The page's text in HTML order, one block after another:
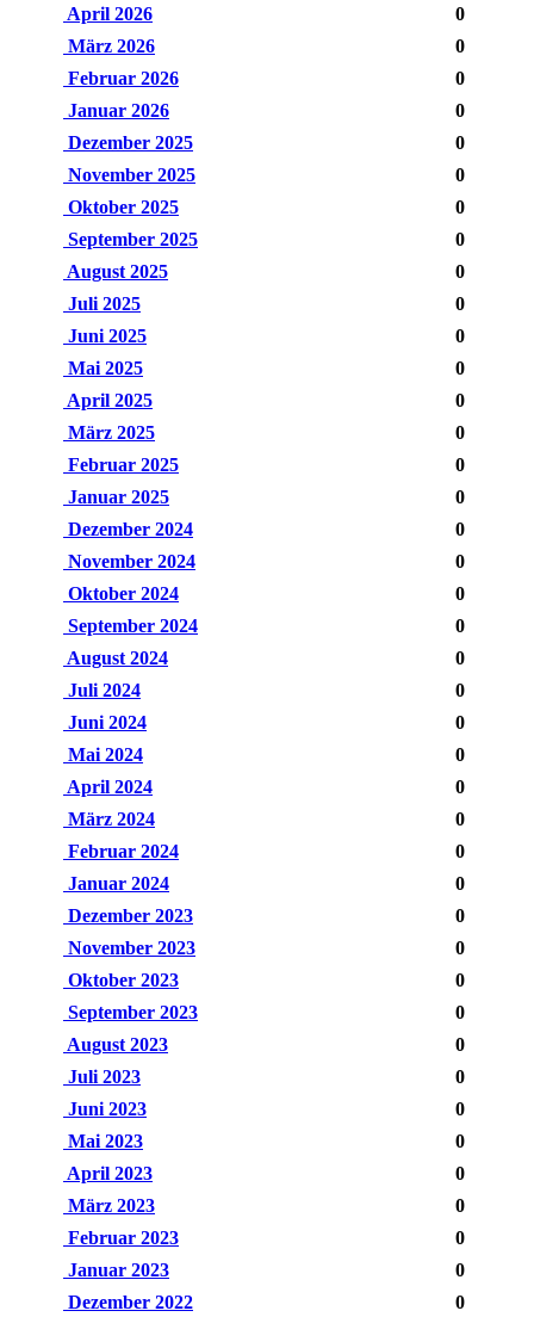
April 2026
0
März 2026
0
Februar 2026
0
Januar 2026
0
Dezember 2025
0
November 2025
0
Oktober 2025
0
September 2025
0
August 2025
0
Juli 2025
0
Juni 2025
0
Mai 2025
0
April 2025
0
März 2025
0
Februar 2025
0
Januar 2025
0
Dezember 2024
0
November 2024
0
Oktober 2024
0
September 2024
0
August 2024
0
Juli 2024
0
Juni 2024
0
Mai 2024
0
April 2024
0
März 2024
0
Februar 2024
0
Januar 2024
0
Dezember 2023
0
November 2023
0
Oktober 2023
0
September 2023
0
August 2023
0
Juli 2023
0
Juni 2023
0
Mai 2023
0
April 2023
0
März 2023
0
Februar 2023
0
Januar 2023
0
Dezember 2022
0